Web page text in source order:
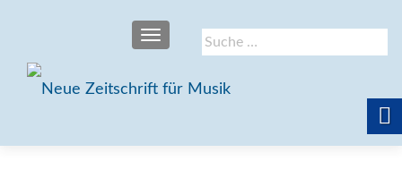
Suche
nach:
SCHALTE NAVIGATION